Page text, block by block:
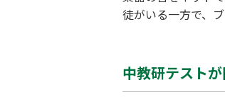
徒がいる一方で、
中教研テスト